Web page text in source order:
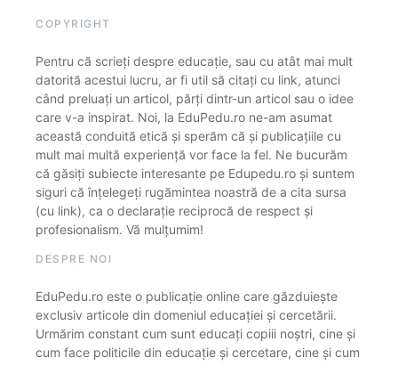
COPYRIGHT
Pentru că scrieți despre educație, sau cu atât mai mult
datorită acestui lucru, ar fi util să citați cu link, atunci
când preluați un articol, părți dintr-un articol sau o idee
care v-a inspirat. Noi, la EduPedu.ro ne-am asumat
această conduită etică și sperăm că și publicațiile cu
mult mai multă experiență vor face la fel. Ne bucurăm
că găsiți subiecte interesante pe Edupedu.ro și suntem
siguri că înțelegeți rugămintea noastră de a cita sursa
(cu link), ca o declarație reciprocă de respect și
profesionalism. Vă mulțumim!
DESPRE NOI
EduPedu.ro este o publicație online care găzduiește
exclusiv articole din domeniul educației și cercetării.
Urmărim constant cum sunt educați copiii noștri, cine și
cum face politicile din educație și cercetare, cine și cum